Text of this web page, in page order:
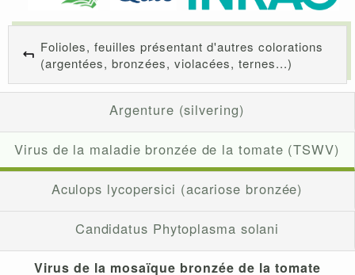
Folioles, feuilles présentant d'autres colorations
(argentées, bronzées, violacées, ternes...)
Argenture (silvering)
Virus de la maladie bronzée de la tomate (TSWV)
Aculops lycopersici (acariose bronzée)
Candidatus Phytoplasma solani
Virus de la mosaïque bronzée de la tomate